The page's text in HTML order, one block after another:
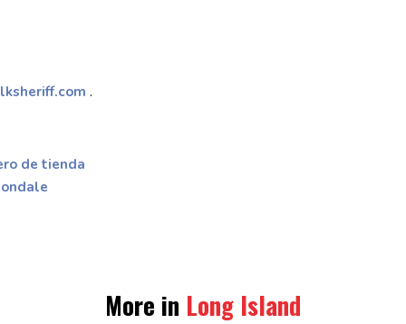
.
de tienda
More in Long Island